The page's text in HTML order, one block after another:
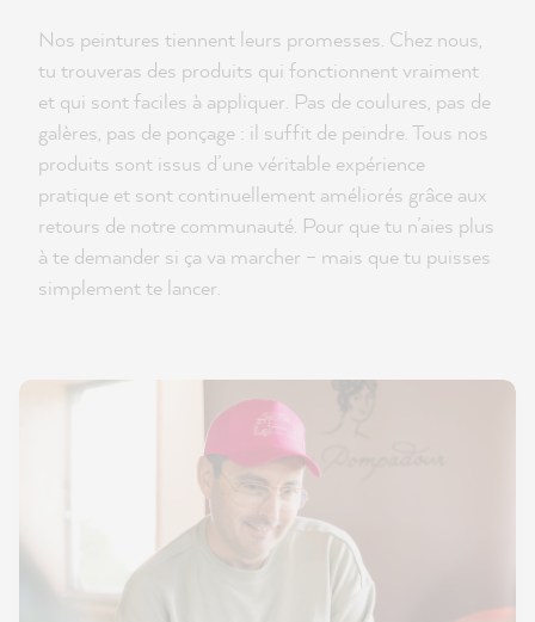
Nos peintures tiennent leurs promesses. Chez nous,
tu trouveras des produits qui fonctionnent vraiment
et qui sont faciles à appliquer. Pas de coulures, pas de
galères, pas de ponçage : il suffit de peindre. Tous nos
produits sont issus d’une véritable expérience
pratique et sont continuellement améliorés grâce aux
retours de notre communauté. Pour que tu n’aies plus
à te demander si ça va marcher – mais que tu puisses
simplement te lancer.